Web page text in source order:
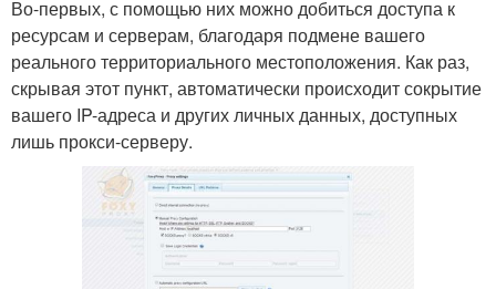
Во-первых, с помощью них можно добиться доступа к
ресурсам и серверам, благодаря подмене вашего
реального территориального местоположения. Как раз,
скрывая этот пункт, автоматически происходит сокрытие
вашего IP-адреса и других личных данных, доступных
лишь прокси-серверу.